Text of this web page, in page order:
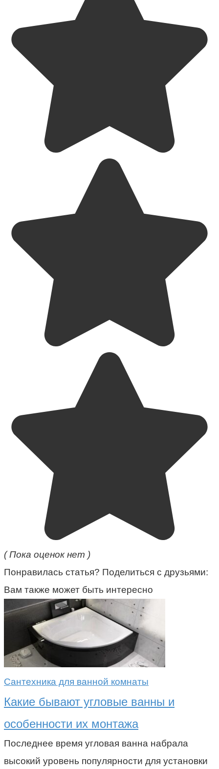
( Пока оценок нет )
Понравилась статья? Поделиться с друзьями:
Вам также может быть интересно
Сантехника для ванной комнаты
Какие бывают угловые ванны и
особенности их монтажа
Последнее время угловая ванна набрала
высокий уровень популярности для установки